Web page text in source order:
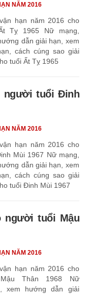
hạn năm 2016 cho
Tỵ 1965 Nữ mạng,
dẫn giải hạn, xem
cách cúng sao giải
tuổi Ất Tỵ 1965
NĂM 2016
người tuổi Đinh
hạn năm 2016 cho
Mùi 1967 Nữ mạng,
dẫn giải hạn, xem
cách cúng sao giải
tuổi Đinh Mùi 1967
NĂM 2016
người tuổi Mậu
hạn năm 2016 cho
Thân 1968 Nữ
xem hướng dẫn giải
NĂM 2016